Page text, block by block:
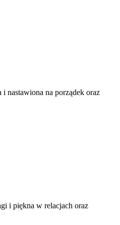
i nastawiona na porządek oraz
i piękna w relacjach oraz